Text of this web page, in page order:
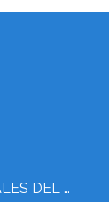
PRECIOS ESPECIALES A PROFESIONALES DEL RUBRO